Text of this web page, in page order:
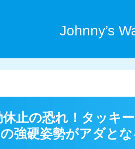
Johnny’s
止の恐れ！タッキ
強硬姿勢がアダと